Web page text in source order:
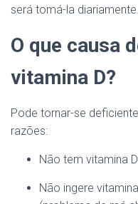
será tomá-la diariamente.
O que causa
vitamina D?
Pode tornar-se
razões:
Não tem vitamina
Não ingere